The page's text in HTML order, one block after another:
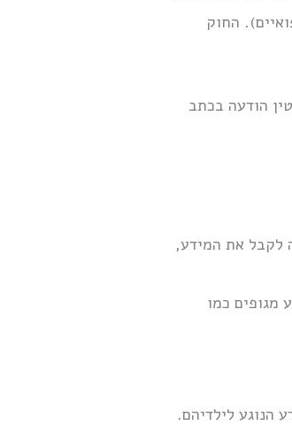
החוק
הודעה בכתב
לקבל את המידע,
מגופים כמו
המידע הנוגע לילדיהם.